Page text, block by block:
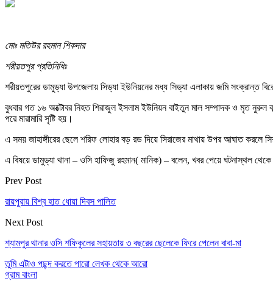
মোঃ মতিউর রহমান শিকদার
শরীয়তপুর প্রতিনিধিঃ
শরীয়তপুরের ডামুড্যা উপজেলায় সিড্যা ইউনিয়নের মধ্য সিড্যা এলাকায় জমি সংক্রান্ত
বুধবার গত ১৬ অক্টোবর নিহত শিরাজুল ইসলাম ইউনিয়ন বাইতুন মাল সম্পাদক ও মৃত নুরুল
পরে মারামারি সৃষ্টি হয়।
এ সময় জাহাঙ্গীরের ছেলে শরিফ লোহার বড় রড দিয়ে সিরাজের মাথায় উপর আঘাত করলে
এ বিষয়ে ডামুড্যা থানা – ওসি হাফিজু রহমান( মানিক) – বলেন, খবর পেয়ে ঘটনাস্থল
Prev Post
রায়পুরায় বিশ্ব হাত ধোয়া দিবস পালিত
Next Post
শ্যামপুর থানার ওসি শফিকুলের সহায়তায় ৩ বছরের ছেলেকে ফিরে পেলেন বাবা-মা
তুমি এটাও পছন্দ করতে পারো লেখক থেকে আরো
গ্রাম বাংলা